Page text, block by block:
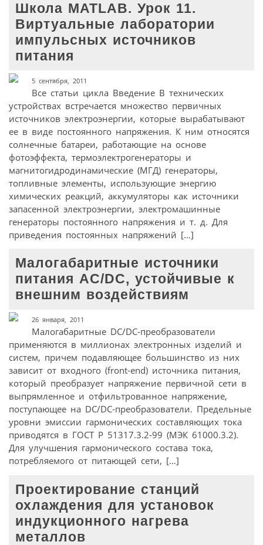
Школа MATLAB. Урок 11.
Виртуальные лаборатории
импульсных источников
питания
5 сентября, 2011
Все статьи цикла Введение В технических
устройствах встречается множество первичных
источников электроэнергии, которые вырабатывают
ее в виде постоянного напряжения. К ним относятся
солнечные батареи, работающие на основе
фотоэффекта, термоэлектрогенераторы и
магнитогидродинамические (МГД) генераторы,
топливные элементы, использующие энергию
химических реакций, аккумуляторы как источники
запасенной электроэнергии, электромашинные
генераторы постоянного напряжения и т. д. Для
приведения постоянных напряжений […]
Малогабаритные источники
питания AC/DC, устойчивые к
внешним воздействиям
26 января, 2011
Малогабаритные DC/DC-преобразователи
применяются в миллионах электронных изделий и
систем, причем подавляющее большинство из них
зависит от входного (front-end) источника питания,
который преобразует напряжение первичной сети в
выпрямленное и отфильтрованное напряжение,
поступающее на DC/DC-преобразователи. Предельные
уровни эмиссии гармонических составляющих тока
приводятся в ГОСТ Р 51317.3.2-99 (МЭК 61000.3.2).
Для улучшения гармонического состава тока,
потребляемого от питающей сети, […]
Проектирование станций
охлаждения для установок
индукционного нагрева
металлов